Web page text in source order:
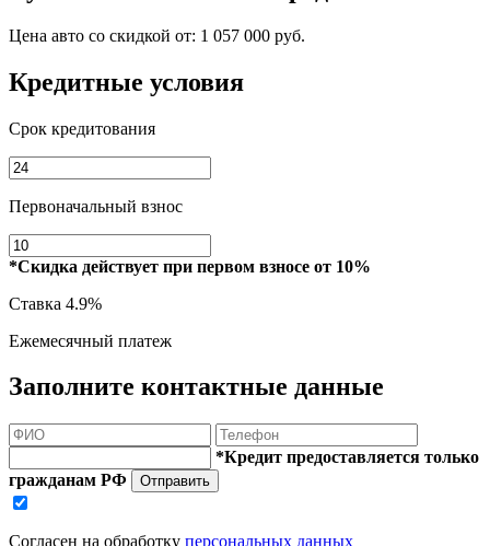
Цена авто со скидкой от: 1 057 000 руб.
Кредитные условия
Срок кредитования
Первоначальный взнос
*Скидка действует при первом взносе от 10%
Ставка 4.9%
Ежемесячный платеж
Заполните контактные данные
*Кредит предоставляется только
гражданам РФ
Отправить
Согласен на обработку персональных данных